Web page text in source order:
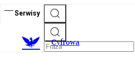
Serwisy
Cyfrowa